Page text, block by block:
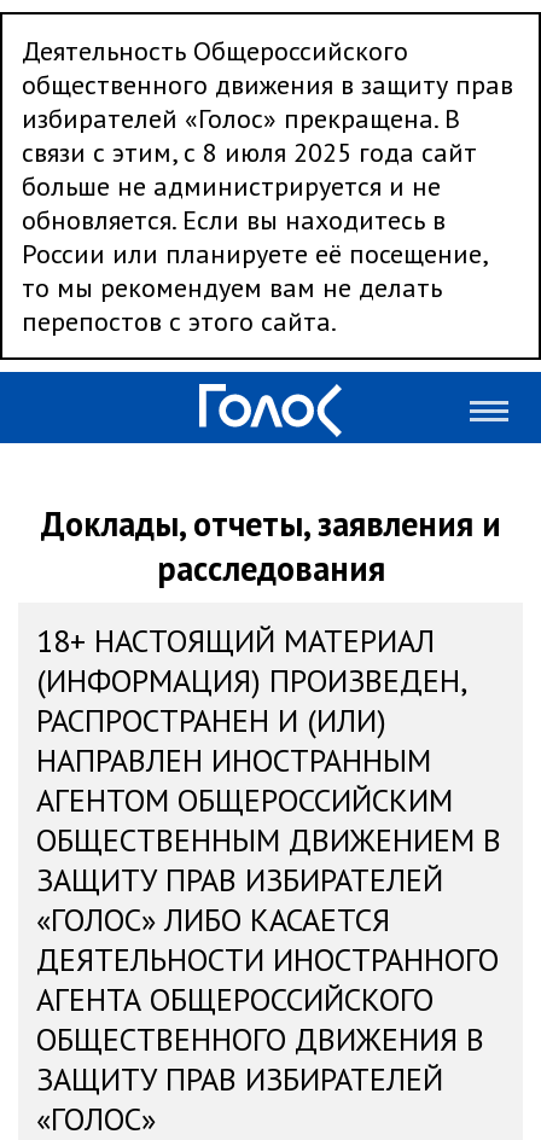
Деятельность Общероссийского
общественного движения в защиту прав
избирателей «Голос» прекращена. В
связи с этим, с 8 июля 2025 года сайт
больше не администрируется и не
обновляется. Если вы находитесь в
России или планируете её посещение,
то мы рекомендуем вам не делать
перепостов с этого сайта.
Доклады, отчеты, заявления и
расследования
18+ НАСТОЯЩИЙ МАТЕРИАЛ
(ИНФОРМАЦИЯ) ПРОИЗВЕДЕН,
РАСПРОСТРАНЕН И (ИЛИ)
НАПРАВЛЕН ИНОСТРАННЫМ
АГЕНТОМ ОБЩЕРОССИЙСКИМ
ОБЩЕСТВЕННЫМ ДВИЖЕНИЕМ В
ЗАЩИТУ ПРАВ ИЗБИРАТЕЛЕЙ
«ГОЛОС» ЛИБО КАСАЕТСЯ
ДЕЯТЕЛЬНОСТИ ИНОСТРАННОГО
АГЕНТА ОБЩЕРОССИЙСКОГО
ОБЩЕСТВЕННОГО ДВИЖЕНИЯ В
ЗАЩИТУ ПРАВ ИЗБИРАТЕЛЕЙ
«ГОЛОС»